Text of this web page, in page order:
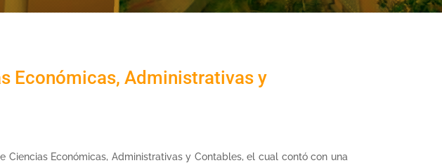
Económicas, Administrativas y
Económicas, Administrativas y Contables, el cual contó con una